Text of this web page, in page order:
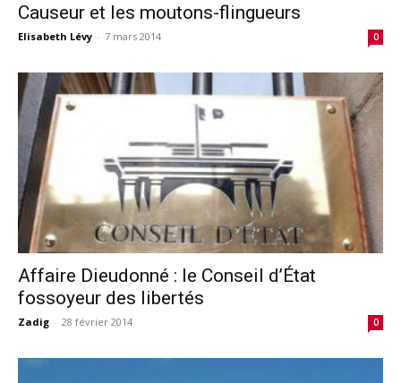
Causeur et les moutons-flingueurs
Elisabeth Lévy - 7 mars 2014 0
Affaire Dieudonné : le Conseil d’État
fossoyeur des libertés
Zadig - 28 février 2014 0